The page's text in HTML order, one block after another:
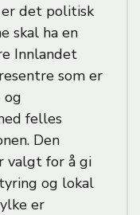
det politisk
skal ha en
Innlandet
som er
og
felles
Den
valgt for å gi
og lokal
er